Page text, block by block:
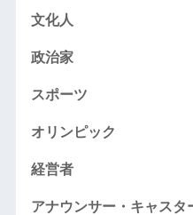
文化人
政治家
スポーツ
オリンピック
経営者
アナウンサー・キャスタ